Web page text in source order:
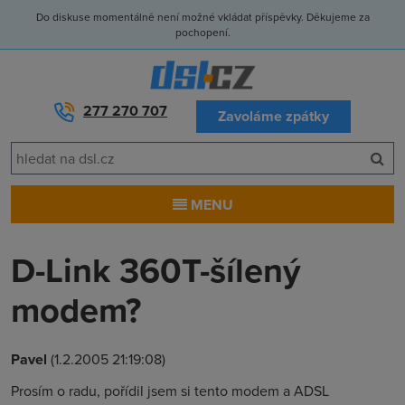
Do diskuse momentálně není možné vkládat příspěvky. Děkujeme za
pochopení.
277 270 707 Zavoláme zpátky
MENU
D-Link 360T-šílený
modem?
Pavel (1.2.2005 21:19:08)
Prosím o radu, pořídil jsem si tento modem a ADSL